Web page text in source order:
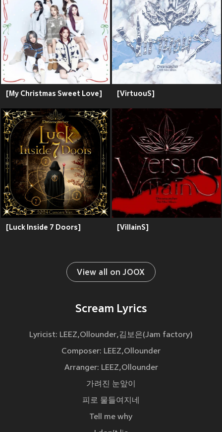
[My Christmas Sweet Love] [VirtuouS]
[Luck Inside 7 Doors] [VillainS]
View all on JOOX
Scream Lyrics
Lyricist: LEEZ,Ollounder,김보은(Jam factory)
Composer: LEEZ,Ollounder
Arranger: LEEZ,Ollounder
가려진 눈앞이
피로 물들여지네
Tell me why